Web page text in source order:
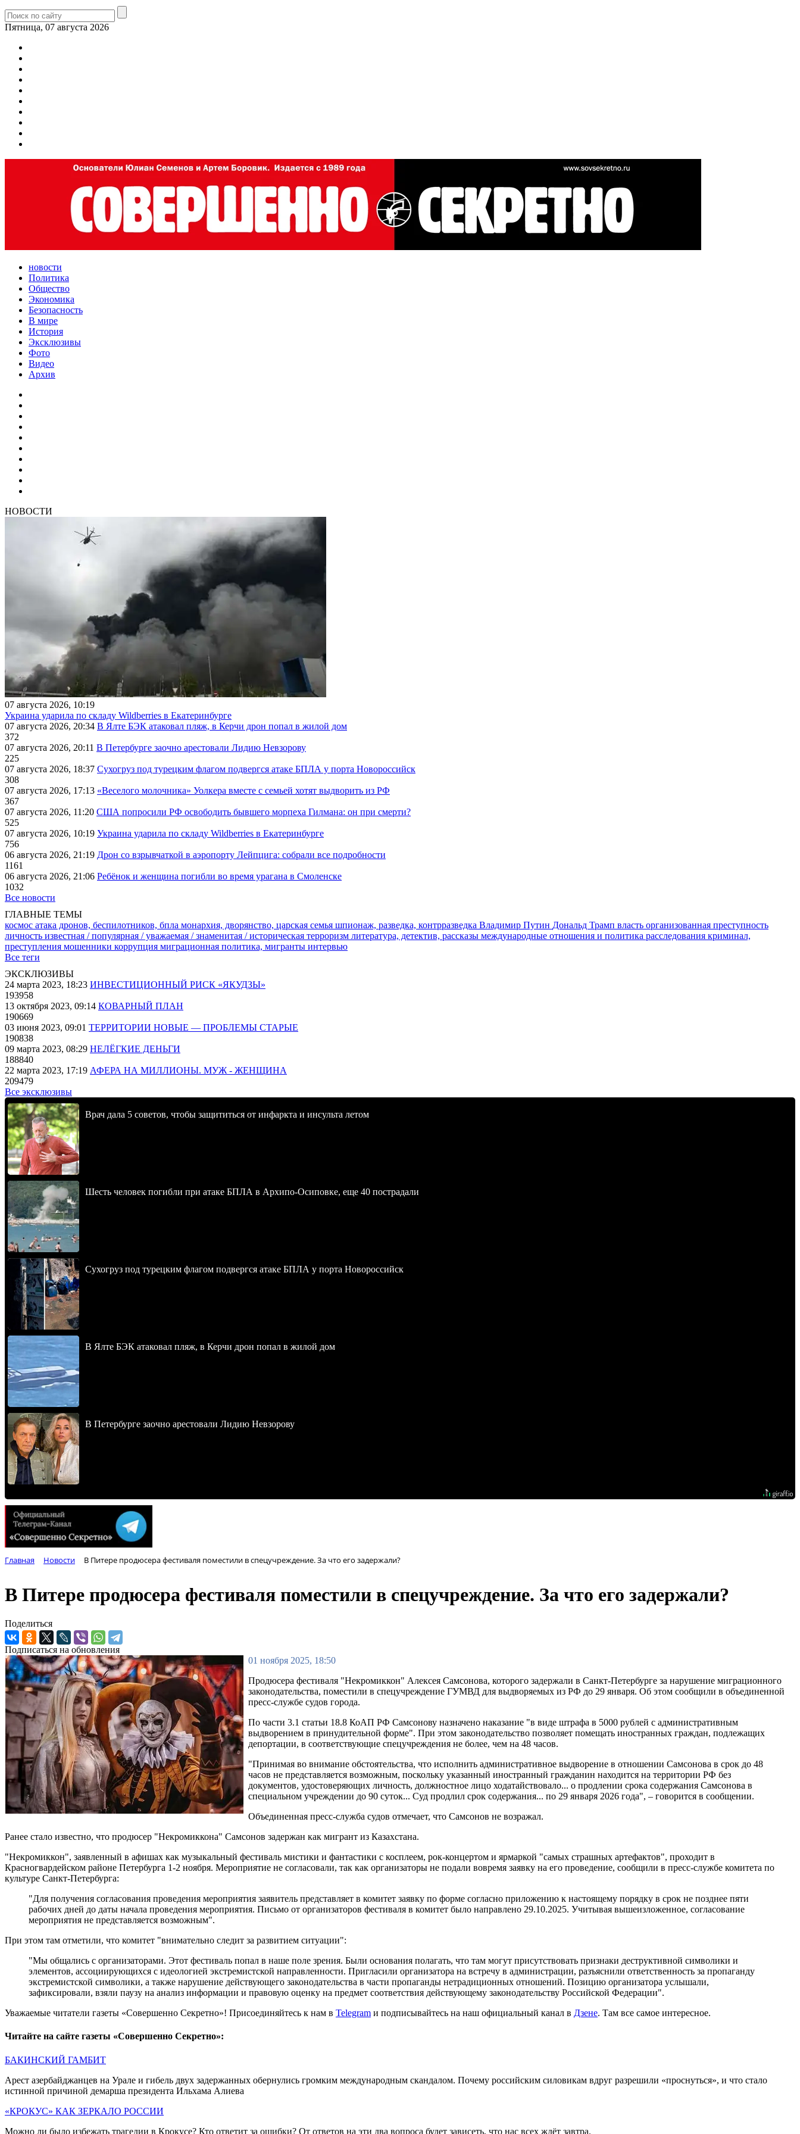
Пятница, 07 августа 2026
новости
Политика
Общество
Экономика
Безопасность
В мире
История
Эксклюзивы
Фото
Видео
Архив
НОВОСТИ
07 августа 2026, 10:19
Украина ударила по складу Wildberries в Екатеринбурге
07 августа 2026, 20:34 В Ялте БЭК атаковал пляж, в Керчи дрон попал в жилой дом
372
07 августа 2026, 20:11 В Петербурге заочно арестовали Лидию Невзорову
225
07 августа 2026, 18:37 Сухогруз под турецким флагом подвергся атаке БПЛА у порта Новороссийск
308
07 августа 2026, 17:13 «Веселого молочника» Уолкера вместе с семьей хотят выдворить из РФ
367
07 августа 2026, 11:20 США попросили РФ освободить бывшего морпеха Гилмана: он при смерти?
525
07 августа 2026, 10:19 Украина ударила по складу Wildberries в Екатеринбурге
756
06 августа 2026, 21:19 Дрон со взрывчаткой в аэропорту Лейпцига: собрали все подробности
1161
06 августа 2026, 21:06 Ребёнок и женщина погибли во время урагана в Смоленске
1032
Все новости
ГЛАВНЫЕ ТЕМЫ
космос атака дронов, беспилотников, бпла монархия, дворянство, царская семья шпионаж, разведка, контрразведка Владимир Путин Дональд Трамп власть организованная преступность
личность известная / популярная / уважаемая / знаменитая / историческая терроризм литература, детектив, рассказы международные отношения и политика расследования криминал,
преступления мошенники коррупция миграционная политика, мигранты интервью
Все теги
ЭКСКЛЮЗИВЫ
24 марта 2023, 18:23 ИНВЕСТИЦИОННЫЙ РИСК «ЯКУДЗЫ»
193958
13 октября 2023, 09:14 КОВАРНЫЙ ПЛАН
190669
03 июня 2023, 09:01 ТЕРРИТОРИИ НОВЫЕ — ПРОБЛЕМЫ СТАРЫЕ
190838
09 марта 2023, 08:29 НЕЛЁГКИЕ ДЕНЬГИ
188840
22 марта 2023, 17:19 АФЕРА НА МИЛЛИОНЫ. МУЖ - ЖЕНЩИНА
209479
Все эксклюзивы
Врач дала 5 советов, чтобы защититься от инфаркта и инсульта летом
Шесть человек погибли при атаке БПЛА в Архипо-Осиповке, еще 40 пострадали
Сухогруз под турецким флагом подвергся атаке БПЛА у порта Новороссийск
В Ялте БЭК атаковал пляж, в Керчи дрон попал в жилой дом
В Петербурге заочно арестовали Лидию Невзорову
Главная Новости В Питере продюсера фестиваля поместили в спецучреждение. За что его задержали?
В Питере продюсера фестиваля поместили в спецучреждение. За что его задержали?
Поделиться
Подписаться на обновления
01 ноября 2025, 18:50
Продюсера фестиваля "Некромиккон" Алексея Самсонова, которого задержали в Санкт-Петербурге за нарушение миграционного
законодательства, поместили в спецучреждение ГУМВД для выдворяемых из РФ до 29 января. Об этом сообщили в объединенной
пресс-службе судов города.
По части 3.1 статьи 18.8 КоАП РФ Самсонову назначено наказание "в виде штрафа в 5000 рублей с административным
выдворением в принудительной форме". При этом законодательство позволяет помещать иностранных граждан, подлежащих
депортации, в соответствующие спецучреждения не более, чем на 48 часов.
"Принимая во внимание обстоятельства, что исполнить административное выдворение в отношении Самсонова в срок до 48
часов не представляется возможным, поскольку указанный иностранный гражданин находится на территории РФ без
документов, удостоверяющих личность, должностное лицо ходатайствовало... о продлении срока содержания Самсонова в
специальном учреждении до 90 суток... Суд продлил срок содержания... по 29 января 2026 года", – говорится в сообщении.
Объединенная пресс-служба судов отмечает, что Самсонов не возражал.
Ранее стало известно, что продюсер "Некромиккона" Самсонов задержан как мигрант из Казахстана.
"Некромиккон", заявленный в афишах как музыкальный фестиваль мистики и фантастики с косплеем, рок-концертом и ярмаркой "самых страшных артефактов", проходит в
Красногвардейском районе Петербурга 1-2 ноября. Мероприятие не согласовали, так как организаторы не подали вовремя заявку на его проведение, сообщили в пресс-службе комитета по
культуре Санкт-Петербурга:
"Для получения согласования проведения мероприятия заявитель представляет в комитет заявку по форме согласно приложению к настоящему порядку в срок не позднее пяти
рабочих дней до даты начала проведения мероприятия. Письмо от организаторов фестиваля в комитет было направлено 29.10.2025. Учитывая вышеизложенное, согласование
мероприятия не представляется возможным".
При этом там отметили, что комитет "внимательно следит за развитием ситуации":
"Мы общались с организаторами. Этот фестиваль попал в наше поле зрения. Были основания полагать, что там могут присутствовать признаки деструктивной символики и
элементов, ассоциирующихся с идеологией экстремистской направленности. Пригласили организатора на встречу в администрации, разъяснили ответственность за пропаганду
экстремистской символики, а также нарушение действующего законодательства в части пропаганды нетрадиционных отношений. Позицию организатора услышали,
зафиксировали, взяли паузу на анализ информации и правовую оценку на предмет соответствия действующему законодательству Российской Федерации".
Уважаемые читатели газеты «Совершенно Секретно»! Присоединяйтесь к нам в Telegram и подписывайтесь на наш официальный канал в Дзене. Там все самое интересное.
Читайте на сайте газеты «Совершенно Секретно»:
БАКИНСКИЙ ГАМБИТ
Арест азербайджанцев на Урале и гибель двух задержанных обернулись громким международным скандалом. Почему российским силовикам вдруг разрешили «проснуться», и что стало
истинной причиной демарша президента Ильхама Алиева
«КРОКУС» КАК ЗЕРКАЛО РОССИИ
Можно ли было избежать трагедии в Крокусе? Кто ответит за ошибки? От ответов на эти два вопроса будет зависеть, что нас всех ждёт завтра.